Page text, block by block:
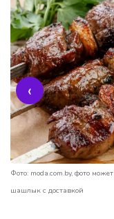
Фото: moda.com.by, фото
шашлык с доставкой
‹